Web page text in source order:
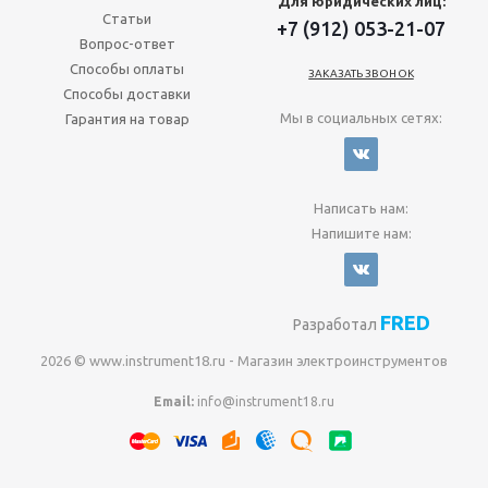
Статьи
Вопрос-ответ
Способы оплаты
Способы доставки
Гарантия на товар
+7 (912) 053-21-07
ЗАКАЗАТЬ ЗВОНОК
Мы в социальных сетях:
Написать нам:
Напишите нам:
Разработал FRED
2026 © www.instrument18.ru - Магазин электроинструментов
Email: info@instrument18.ru